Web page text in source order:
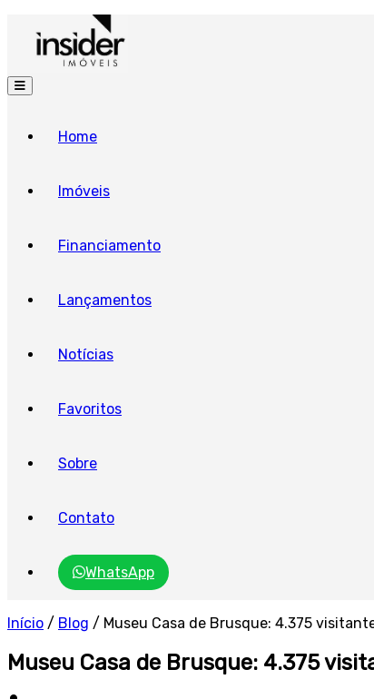
Home
Imóveis
Financiamento
Lançamentos
Notícias
Favoritos
Sobre
Contato
WhatsApp
Início / Blog / Museu Casa de Brusque: 4.375
Museu Casa de Brusque: 4.375